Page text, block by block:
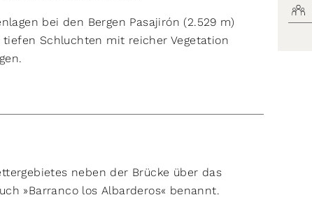
bei den Bergen Pasajirón (2.529 m)
Schluchten mit reicher Vegetation
neben der Brücke über das
»Barranco los Albarderos« benannt.